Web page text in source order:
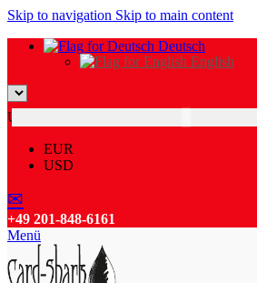
Skip to navigation Skip to main content
Deutsch
English
USD
EUR
USD
✉
+49 201-848-6161
Menü